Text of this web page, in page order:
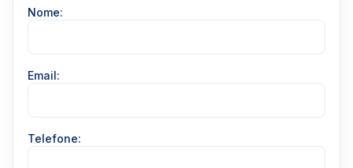
Nome:
Email:
Telefone: